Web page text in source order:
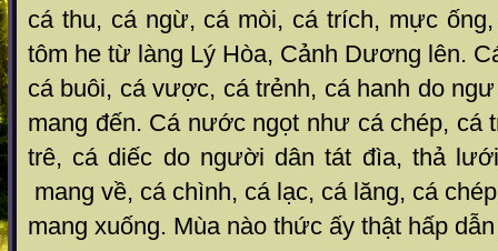
cá thu, cá ngừ, cá mòi, cá trích, mực
tôm he từ làng Lý Hòa, Cảnh Dương lên.
cá buôi, cá vược, cá trẻnh, cá hanh do
mang đến. Cá nước ngọt như cá chép, cá
trê, cá diếc do người dân tát đìa, thả
mang về, cá chình, cá lạc, cá lăng, cá
mang xuống. Mùa nào thức ấy thật hấp